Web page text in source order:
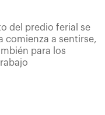
del predio ferial se
comienza a sentirse,
para los